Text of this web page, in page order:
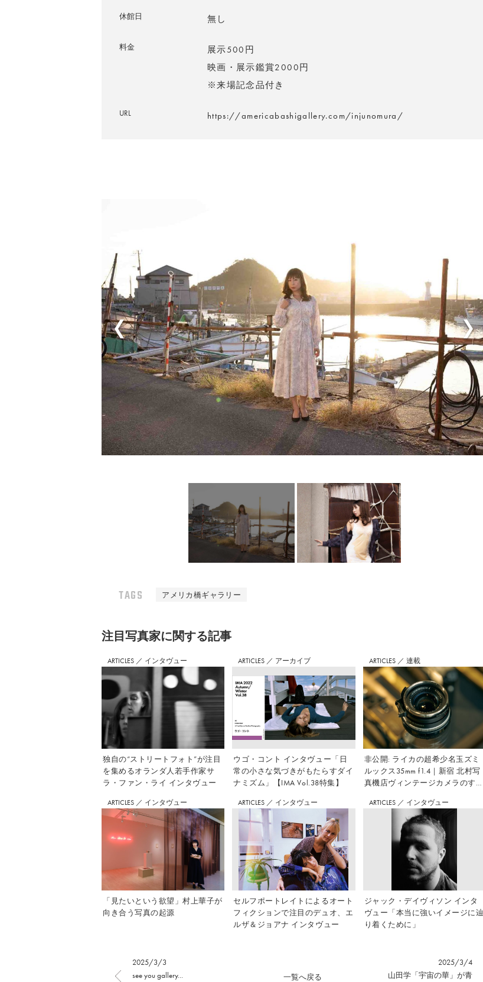
休館日 無し
料金
展示500円
映画・展示鑑賞2000円
※来場記念品付き
URL https://americabashigallery.com/injunomura/
TAGS アメリカ橋ギャラリー
注⽬写真家に関する記事
ARTICLES ／ インタヴュー
独自の“ストリートフォト”が注目
を集めるオランダ人若手作家サ
ラ・ファン・ライ インタヴュー
ARTICLES ／ アーカイブ
ウゴ・コント インタヴュー「日
常の小さな気づきがもたらすダイ
ナミズム」【IMA Vol.38特集】
ARTICLES ／ 連載
非公開: ライカの超希少名玉ズミ
ルックス35mm f1.4｜新宿 北村写
真機店ヴィンテージカメラのすす
ARTICLES ／ インタヴュー
「見たいという欲望」村上華子が
向き合う写真の起源
ARTICLES ／ インタヴュー
セルフポートレイトによるオート
フィクションで注目のデュオ、エ
ルザ＆ジョアナ インタヴュー
ARTICLES ／ インタヴュー
ジャック・デイヴィソン インタ
ヴュー「本当に強いイメージに辿
り着くために」
2025/3/3
see you gallery...
2025/3/4
山田学「宇宙の華」が青
一覧へ戻る